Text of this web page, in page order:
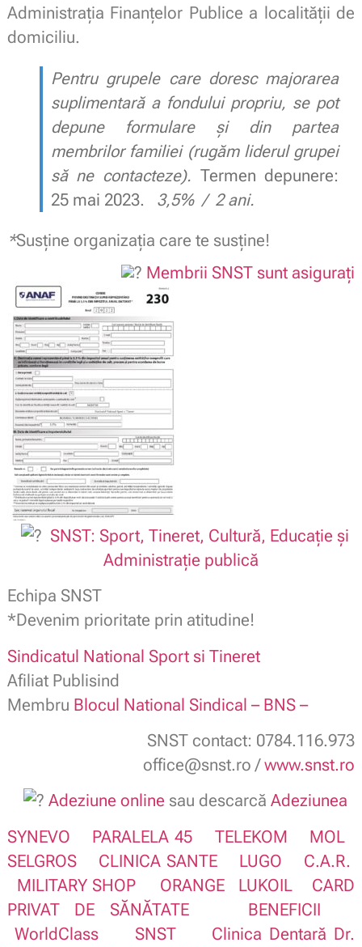
Administrația Finanțelor Publice a localității de
domiciliu.
Pentru grupele care doresc majorarea
suplimentară a fondului propriu, se pot
depune formulare și din partea
membrilor familiei (rugăm liderul grupei
să ne contacteze). Termen depunere:
25 mai 2023. 3,5% / 2 ani.
*Susține organizația care te susține!
Membrii SNST sunt asigurați
SNST: Sport, Tineret, Cultură, Educație și
Administrație publică
Echipa SNST
*Devenim prioritate prin atitudine!
Sindicatul National Sport si Tineret
Afiliat Publisind
Membru Blocul National Sindical – BNS –
SNST contact: 0784.116.973
office@snst.ro /www.snst.ro
Adeziune online sau descarcă Adeziunea
SYNEVO
PARALELA 45 TELEKOM
MOL
SELGROS
CLINICA SANTE LUGO
C.A.R.
MILITARY SHOP
ORANGE LUKOIL
CARD
PRIVAT DE SĂNĂTATE
BENEFICII
WorldClass
SNST
Clinica Dentară Dr.